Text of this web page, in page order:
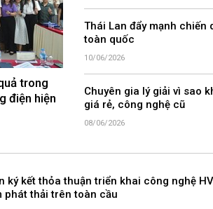
trong
điện hiện
Thái Lan đẩy mạnh
toàn quốc
10/06/2026
Chuyên gia lý giải vì sao
giá rẻ, công nghệ cũ
08/06/2026
ký kết thỏa thuận triển khai công nghệ
phát thải trên toàn cầu